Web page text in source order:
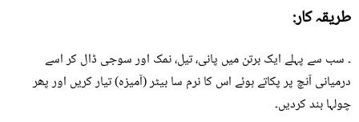
طریقہ کار:
۔ سب سے پہلے ایک برتن میں پانی، تیل، نمک اور سوجی ڈال کر اسے
درمیانی آنچ پر پکاتے ہوئے اس کا نرم سا بیٹر (آمیزہ) تیار کریں اور پھر
چولہا بند کردیں۔